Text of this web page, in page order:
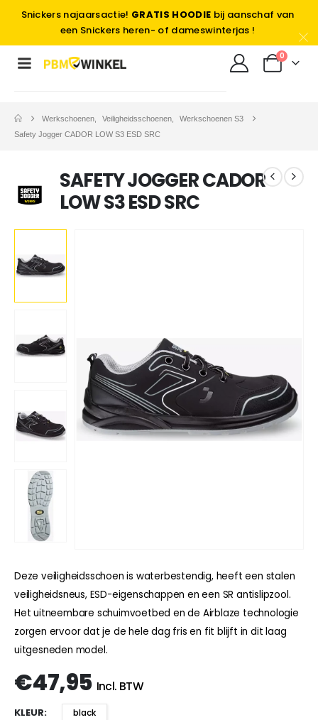
Snickers najaarsactie! GRATIS HOODIE bij aanschaf van
een Snickers heren- of dameswinterjas !
0
Werkschoenen Veiligheidsschoenen
Werkschoenen S3
Safety Jogger CADOR LOW S3 ESD SRC
SAFETY JOGGER CADOR
LOW S3 ESD SRC
Deze veiligheidsschoen is waterbestendig, heeft een stalen
veiligheidsneus, ESD-eigenschappen en een SR antislipzool.
Het uitneembare schuimvoetbed en de Airblaze technologie
zorgen ervoor dat je de hele dag fris en fit blijft in dit laag
uitgesneden model.
€47,95 Incl. BTW
KLEUR black